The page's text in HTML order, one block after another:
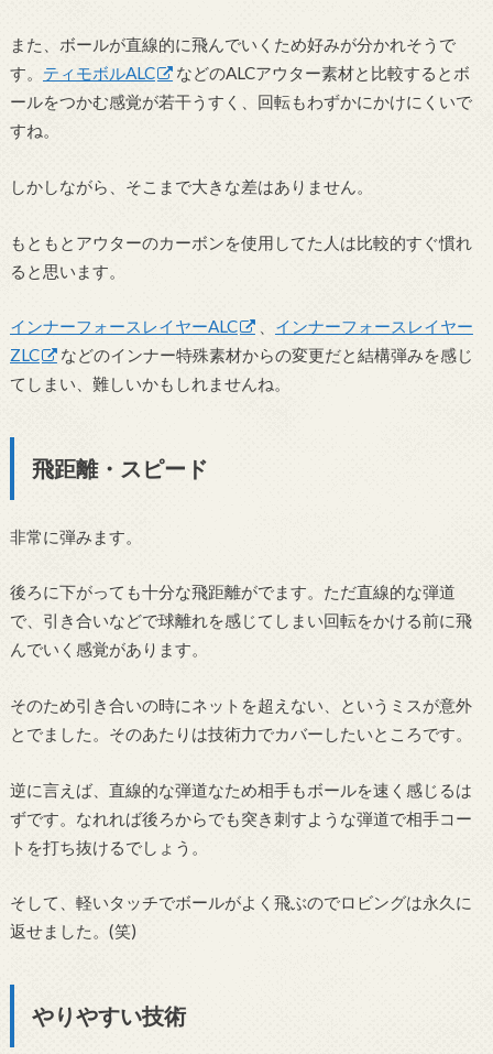
また、ボールが直線的に飛んでいくため好みが分かれそうで
す。 ティモボルALC
などのALCアウター素材と比較するとボ
ールをつかむ感覚が若干うすく、回転もわずかにかけにくいで
すね。
しかしながら、そこまで大きな差はありません。
もともとアウターのカーボンを使用してた人は比較的すぐ慣れ
ると思います。
インナーフォースレイヤーALC
インナーフォースレイヤー
ZLC
などのインナー特殊素材からの変更だと結構弾みを感じ
てしまい、難しいかもしれませんね。
飛距離・スピード
非常に弾みます。
後ろに下がっても十分な飛距離がでます。ただ直線的な弾道
で、引き合いなどで球離れを感じてしまい回転をかける前に飛
んでいく感覚があります。
そのため引き合いの時にネットを超えない、というミスが意外
とでました。そのあたりは技術力でカバーしたいところです。
逆に言えば、直線的な弾道なため相手もボールを速く感じるは
ずです。なれれば後ろからでも突き刺すような弾道で相手コー
トを打ち抜けるでしょう。
そして、軽いタッチでボールがよく飛ぶのでロビングは永久に
返せました。(笑)
やりやすい技術